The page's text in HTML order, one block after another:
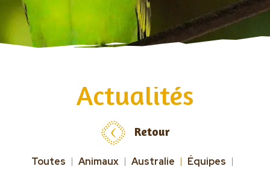
Actualités
Retour
Toutes Animaux Australie
Équipes